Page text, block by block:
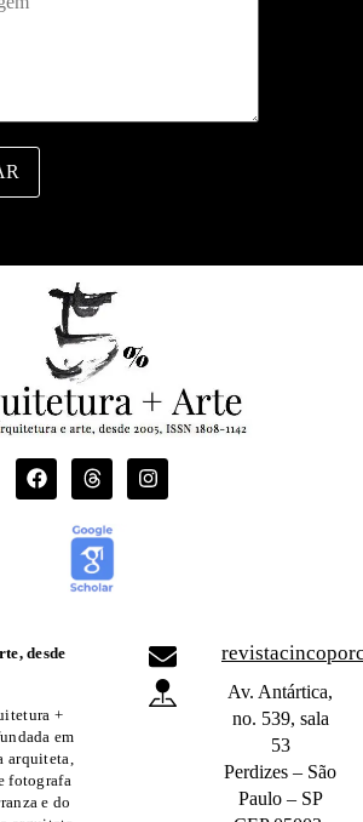
desde
+
em
fotografa
e do
Av. Antártica,
no. 539, sala
53
Perdizes – São
Paulo – SP